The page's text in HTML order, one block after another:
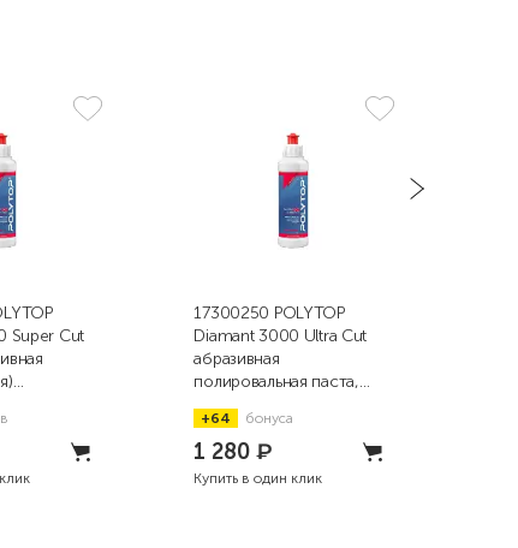
Super Cut
паста,
17300250 POLYTOP
Diamant 3000 Ultra Cut
абразивная
полировальная паста,
250мл
+64 бонуса
1 280₽
Купить в один клик